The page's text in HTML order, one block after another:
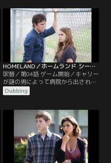
巻き添え被害によるトラブルに対し
て自分自身でけじめをつけようとし
ていた。壊れた家庭を修復すべくブ
ロディー一家がセラピーを受け始め
る中…。
HOMELAND／ホームランド シーズン3 第04話／吹替
吹替／第04話 ゲーム開始／キャリー
が謎の男によって病院から出され
る。一方ブロディー家ではディナが
失踪し、ジェシカが警察に出向くが
ロの資金源を追っていたソールとフ
ァラが、意外な場所での資金の痕跡
を発見し、ついにCIAはジャバディ
という人物にたどりつく…。
Dubbing